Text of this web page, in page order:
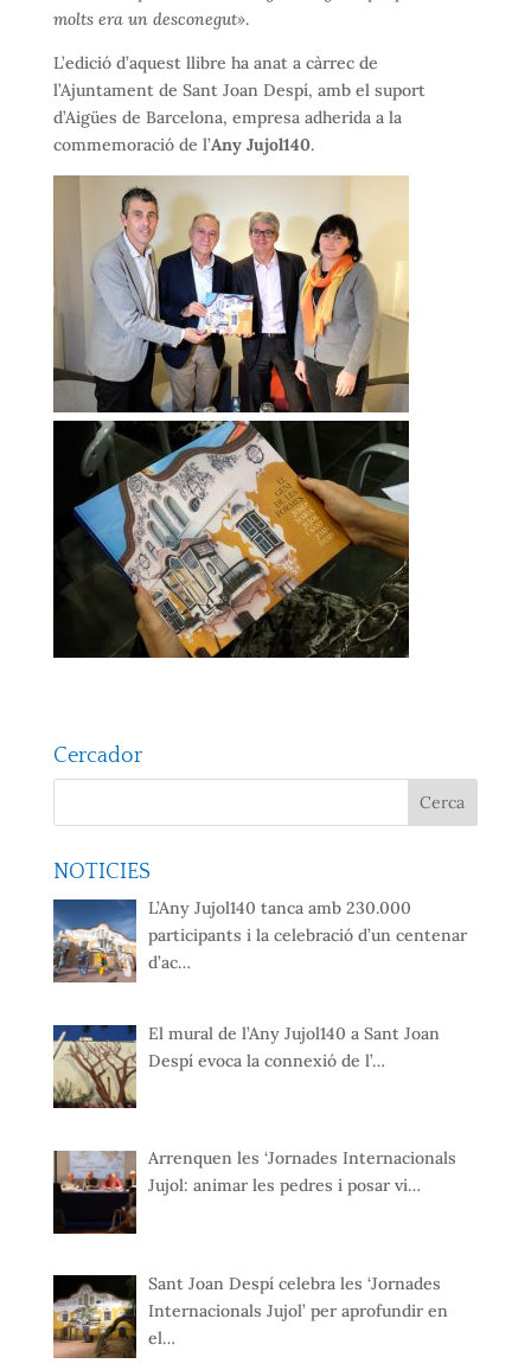
molts era un desconegut».
L’edició d’aquest llibre ha anat a càrrec de
l’Ajuntament de Sant Joan Despí, amb el suport
d’Aigües de Barcelona, empresa adherida a la
commemoració de l’Any Jujol140.
Cercador
NOTICIES
L’Any Jujol140 tanca amb 230.000
participants i la celebració d’un centenar
d’ac…
El mural de l’Any Jujol140 a Sant Joan
Despí evoca la connexió de l’…
Arrenquen les ‘Jornades Internacionals
Jujol: animar les pedres i posar vi…
Sant Joan Despí celebra les ‘Jornades
Internacionals Jujol’ per aprofundir en
el…